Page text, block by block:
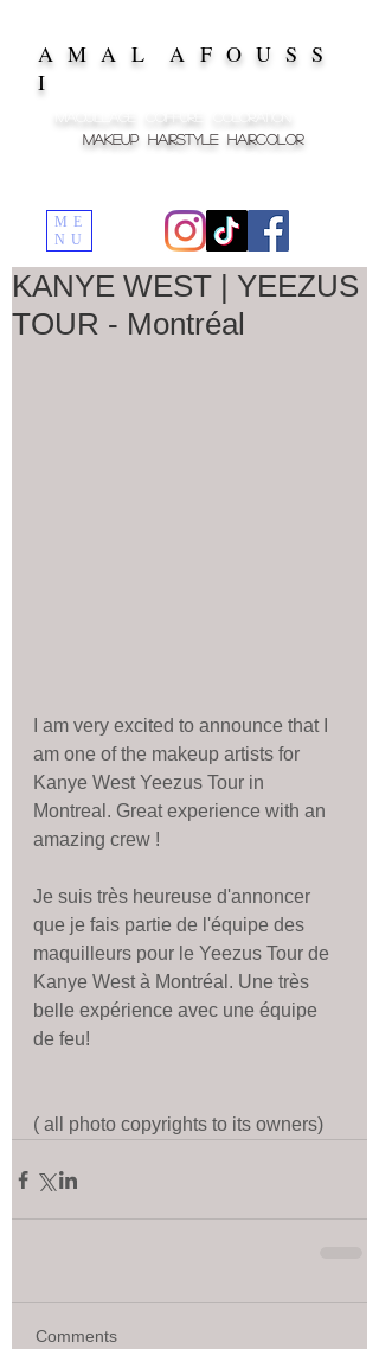
MAKEUP HAIRSTYLE HAIRCOLOR
A M A L A F O U S S
I
MAQUILLAGE COIFFURE COLORATION
ME
NU
KANYE WEST | YEEZUS
TOUR - Montréal
I am very excited to announce that I
am one of the makeup artists for
Kanye West Yeezus Tour in
Montreal. Great experience with an
amazing crew !
Je suis très heureuse d'annoncer
que je fais partie de l'équipe des
maquilleurs pour le Yeezus Tour de
Kanye West à Montréal. Une très
belle expérience avec une équipe
de feu!
( all photo copyrights to its owners)
Comments